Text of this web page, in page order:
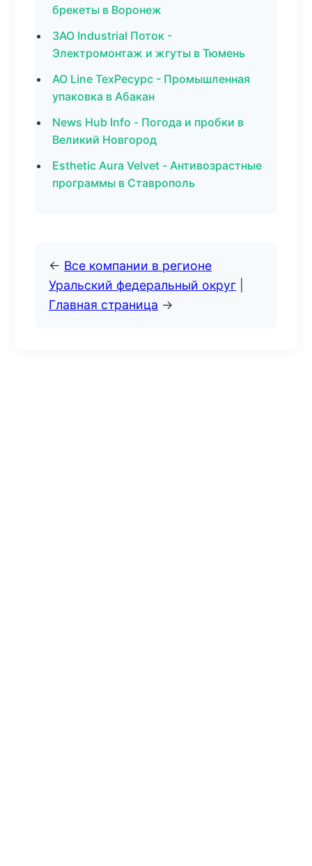
брекеты в Воронеж
ЗАО Industrial Поток -
Электромонтаж и жгуты в Тюмень
АО Line ТехРесурс - Промышленная
упаковка в Абакан
News Hub Info - Погода и пробки в
Великий Новгород
Esthetic Aura Velvet - Антивозрастные
программы в Ставрополь
← Все компании в регионе
Уральский федеральный округ
Главная страница →